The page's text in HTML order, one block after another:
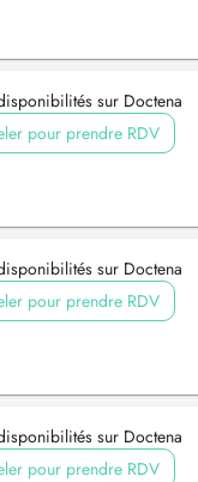
sur Doctena
pour prendre RDV
sur Doctena
pour prendre RDV
sur Doctena
pour prendre RDV